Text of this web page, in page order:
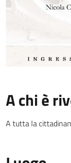
A chi è
A tutta la